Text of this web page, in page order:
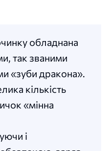
обладнана
так званими
«зуби дракона».
кількість
«мінна
і